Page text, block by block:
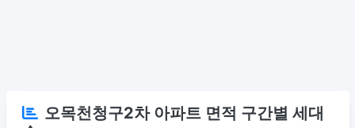
오목천청구2차 아파트 면적 구간별 세대